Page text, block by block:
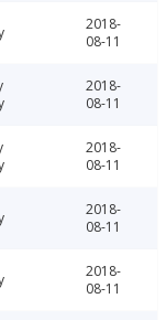
2018-
08-11
2018-
08-11
2018-
08-11
2018-
08-11
2018-
08-11